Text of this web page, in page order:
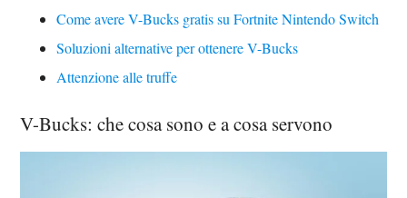
Come avere V-Bucks gratis su Fortnite Nintendo Switch
Soluzioni alternative per ottenere V-Bucks
Attenzione alle truffe
V-Bucks: che cosa sono e a cosa servono